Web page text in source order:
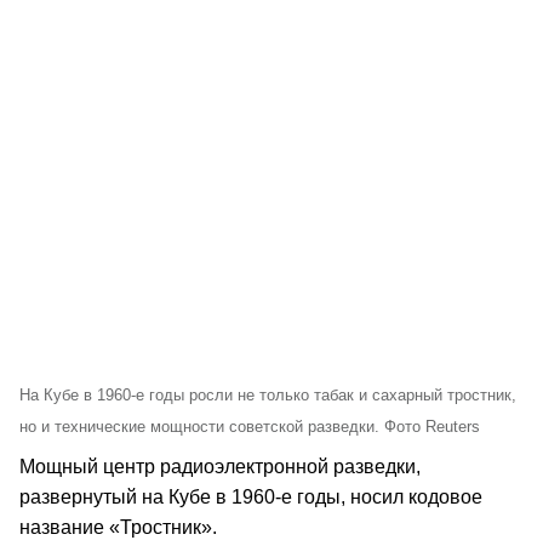
На Кубе в 1960-е годы росли не только табак и сахарный тростник,
но и технические мощности советской разведки. Фото Reuters
Мощный центр радиоэлектронной разведки,
развернутый на Кубе в 1960-е годы, носил кодовое
название «Тростник».